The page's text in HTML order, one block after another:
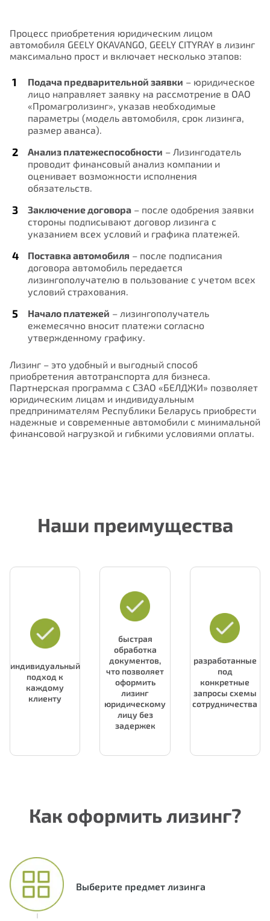
Процесс приобретения юридическим лицом
автомобиля GEELY OKAVANGO, GEELY CITYRAY в лизинг
максимально прост и включает несколько этапов:
Подача предварительной заявки – юридическое
лицо направляет заявку на рассмотрение в ОАО
«Промагролизинг», указав необходимые
параметры (модель автомобиля, срок лизинга,
размер аванса).
Анализ платежеспособности – Лизингодатель
проводит финансовый анализ компании и
оценивает возможности исполнения
обязательств.
Заключение договора – после одобрения заявки
стороны подписывают договор лизинга с
указанием всех условий и графика платежей.
Поставка автомобиля – после подписания
договора автомобиль передается
лизингополучателю в пользование с учетом всех
условий страхования.
Начало платежей – лизингополучатель
ежемесячно вносит платежи согласно
утвержденному графику.
Лизинг – это удобный и выгодный способ
приобретения автотранспорта для бизнеса.
Партнерская программа с СЗАО «БЕЛДЖИ» позволяет
юридическим лицам и индивидуальным
предпринимателям Республики Беларусь приобрести
надежные и современные автомобили с минимальной
финансовой нагрузкой и гибкими условиями оплаты.
Наши преимущества
индивидуальный
подход к
каждому
клиенту
быстрая
обработка
документов,
что позволяет
оформить
лизинг
юридическому
лицу без
задержек
разработанные
под
конкретные
запросы схемы
сотрудничества
Как оформить лизинг?
Выберите предмет лизинга
Нам важно Ваше мнение. Здесь Вы
можете отправить предложения о
совершенствовании работы сайта
Отправить
Запись на прием
ФИО
E-mail